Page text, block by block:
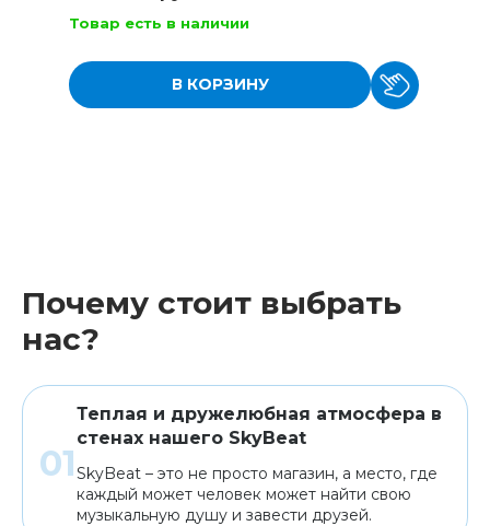
Товар есть в наличии
В КОРЗИНУ
Почему стоит выбрать
нас?
Теплая и дружелюбная атмосфера в
стенах нашего SkyBeat
SkyBeat – это не просто магазин, а место, где
каждый может человек может найти свою
музыкальную душу и завести друзей.